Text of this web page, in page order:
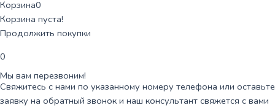
Корзина0
Корзина пуста!
Продолжить покупки
0
Мы вам перезвоним!
Свяжитесь с нами по указанному номеру телефона или оставьте
заявку на обратный звонок и наш консультант свяжется с вами